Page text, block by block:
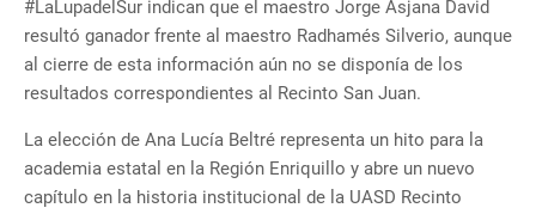
#LaLupadelSur indican que el maestro Jorge Asjana David
resultó ganador frente al maestro Radhamés Silverio, aunque
al cierre de esta información aún no se disponía de los
resultados correspondientes al Recinto San Juan.
La elección de Ana Lucía Beltré representa un hito para la
academia estatal en la Región Enriquillo y abre un nuevo
capítulo en la historia institucional de la UASD Recinto